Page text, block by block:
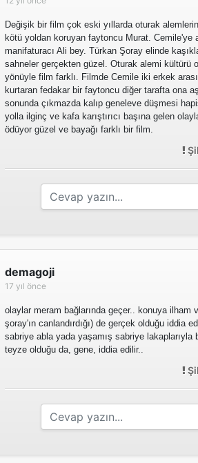
Değişik bir film çok eski yıllarda oturak
kötü yoldan koruyan faytoncu Murat. Cemile'ye
manifaturacı Ali bey. Türkan Şoray elinde
sahneler gerçekten güzel. Oturak alemi kültürü
yönüyle film farklı. Filmde Cemile iki erkek
kurtaran fedakar bir faytoncu diğer tarafta ona
sonunda çıkmazda kalıp geneleve düşmesi
yolla ilginç ve kafa karıştırıcı başına gelen
ödüyor güzel ve bayağı farklı bir film.
demagoji
17 yıl önce
olaylar meram bağlarında geçer.. konuya ilham
şoray'ın canlandırdığı) de gerçek olduğu iddia
sabriye abla yada yaşamış sabriye lakaplarıyla
teyze olduğu da, gene, iddia edilir..